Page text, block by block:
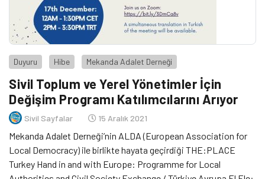
Duyuru Hibe Mekanda Adalet Derneği
Sivil Toplum ve Yerel Yönetimler İçin
Değişim Programı Katılımcılarını Arıyor
Sivil Sayfalar 15 Aralık 2021
Mekanda Adalet Derneği’nin ALDA (European Association for
Local Democracy) ile birlikte hayata geçirdiği THE:PLACE
Turkey Hand in and with Europe: Programme for Local